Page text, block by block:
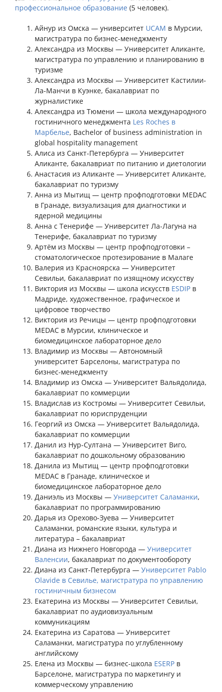
профессиональное образование (5 человек).
Айнур из Омска — университет UCAM в Мурсии,
магистратура по бизнес-менеджменту
Александра из Москвы — Университет Аликанте,
магистратура по управлению и планированию в
туризме
Александра из Москвы — Университет Кастилии-
Ла-Манчи в Куэнке, бакалавриат по
журналистике
Александра из Тюмени — школа международного
гостиничного менеджмента Les Roches в
Марбелье, Bachelor of business administration in
global hospitality management
Алиса из Санкт-Петербурга — Университет
Аликанте, бакалавриат по питанию и диетологии
Анастасия из Аликанте — Университет Аликанте,
бакалавриат по туризму
Анна из Мытищ — центр профподготовки MEDAC
в Гранаде, визуализация для диагностики и
ядерной медицины
Анна с Тенерифе — Университет Ла-Лагуна на
Тенерифе, бакалавриат по туризму
Артём из Москвы — центр профподготовки –
стоматологическое протезирование в Малаге
Валерия из Красноярска — Университет
Севильи, бакалавриат по изящному искусству
Виктория из Москвы — школа искусств ESDIP в
Мадриде, художественное, графическое и
цифровое творчество
Виктория из Речицы — центр профподготовки
MEDAC в Мурсии, клиническое и
биомедицинское лабораторное дело
Владимир из Москвы — Автономный
университет Барселоны, магистратура по
бизнес-менеджменту
Владимир из Омска — Университет Вальядолида,
бакалавриат по коммерции
Владислав из Костромы — Университет Севильи,
бакалавриат по юриспруденции
Георгий из Омска — Университет Вальядолида,
бакалавриат по коммерции
Данил из Нур-Султана — Университет Виго,
бакалавриат по дошкольному образованию
Данила из Мытищ — центр профподготовки
MEDAC в Гранаде, клиническое и
биомедицинское лабораторное дело
Даниэль из Москвы — Университет Саламанки,
бакалавриат по программированию
Дарья из Орехово-Зуева — Университет
Саламанки, романские языки, культура и
литература – бакалавриат
Диана из Нижнего Новгорода — Университет
Валенсии, бакалавриат по документообороту
Диана из Санкт-Петербурга — Университет Pablo
Olavide в Севилье, магистратура по управлению
гостиничным бизнесом
Екатерина из Москвы — Университет Севильи,
бакалавриат по аудиовизуальным
коммуникациям
Екатерина из Саратова — Университет
Саламанки, магистратура по углубленному
английскому
Елена из Москвы — бизнес-школа ESERP в
Барселоне, магистратура по маркетингу и
коммерческому управлению